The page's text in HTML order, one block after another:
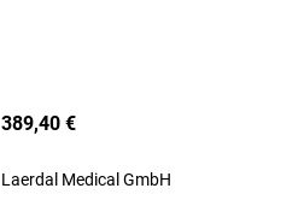
389,40 €
Laerdal Medical GmbH